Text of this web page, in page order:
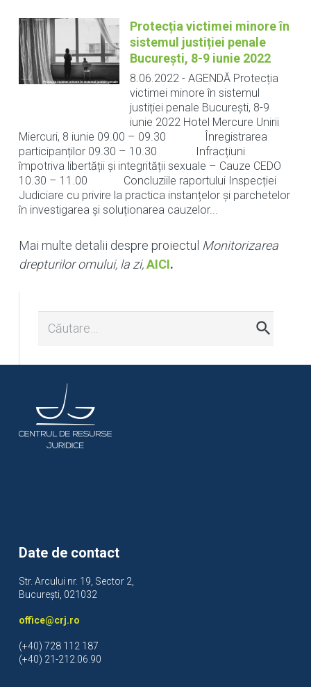
Protecția victimei minore în
sistemul justiției penale
București, 8-9 iunie 2022
8.06.2022 - AGENDĂ Protecția
victimei minore în sistemul
justiției penale București, 8-9
iunie 2022 Hotel Mercure Unirii
Miercuri, 8 iunie 09.00 – 09.30 Înregistrarea
participanților 09.30 – 10.30 Infracțiuni
împotriva libertății și integrității sexuale – Cauze CEDO
10.30 – 11.00 Concluziile raportului Inspecției
Judiciare cu privire la practica instanțelor și parchetelor
în investigarea și soluționarea cauzelor...
Mai multe detalii despre proiectul Monitorizarea
drepturilor omului, la zi,AICI.
Date de contact
Str. Arcului nr. 19, Sector 2,
București, 021032
office@crj.ro
(+40) 728 112 187
(+40) 21-212.06.90